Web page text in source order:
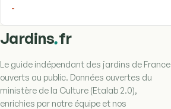
-
Jardins.fr
Le guide indépendant des jardins de France
ouverts au public. Données ouvertes du
ministère de la Culture (Etalab 2.0),
enrichies par notre équipe et nos